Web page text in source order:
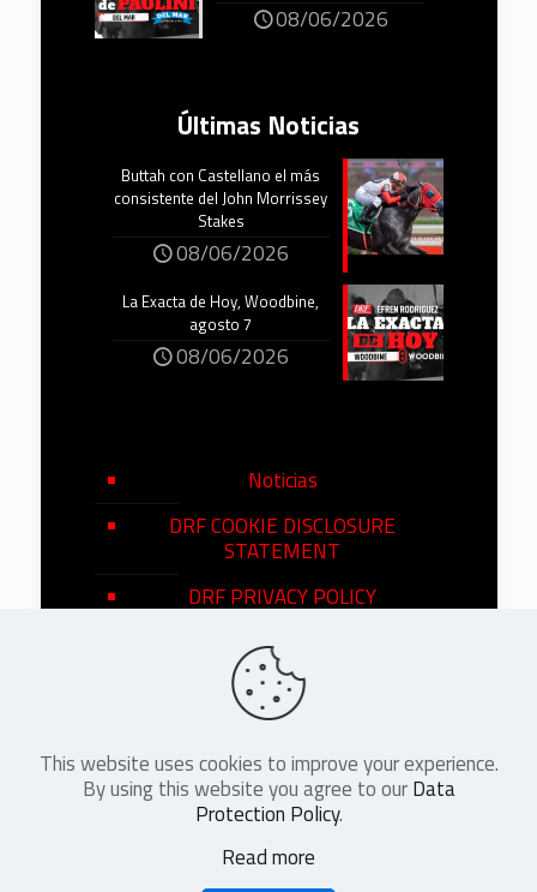
08/06/2026
Últimas Noticias
Buttah con Castellano el más
consistente del John Morrissey
Stakes
08/06/2026
La Exacta de Hoy, Woodbine,
agosto 7
08/06/2026
Noticias
DRF COOKIE DISCLOSURE
STATEMENT
DRF PRIVACY POLICY
©2026DRF en Español. All Rights
Reserved
This website uses cookies to improve your experience.
By using this website you agree to ourData
Protection Policy.
Read more